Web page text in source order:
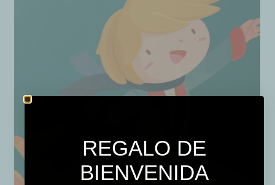
REGALO DE
BIENVENIDA